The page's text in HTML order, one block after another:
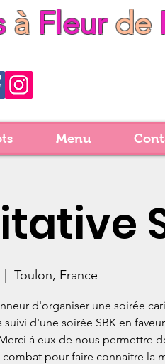
à Fleurde
Menu
Toulon, France
d'organiser une soirée
d'une soirée SBK en
à eux de nous permettre
pour faire connaitre la